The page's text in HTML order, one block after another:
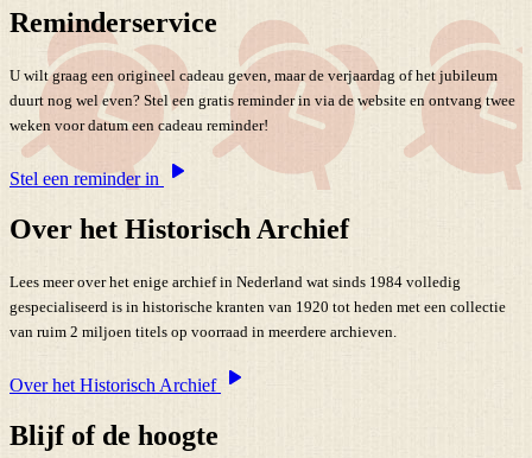
Reminderservice
U wilt graag een origineel cadeau geven, maar de verjaardag of het jubileum
duurt nog wel even? Stel een gratis reminder in via de website en ontvang twee
weken voor datum een cadeau reminder!
Stel een reminder in
Over het Historisch Archief
Lees meer over het enige archief in Nederland wat sinds 1984 volledig
gespecialiseerd is in historische kranten van 1920 tot heden met een collectie
van ruim 2 miljoen titels op voorraad in meerdere archieven.
Over het Historisch Archief
Blijf of de hoogte